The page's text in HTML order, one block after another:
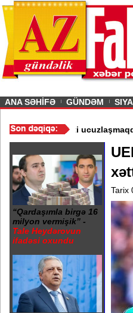
ANA SƏHİFƏ GÜNDƏM
- Video/Azərbaycan nefti
“Qardaşımla birgə 16
milyon vermişik” -
Tale Heydərovun
ifadəsi oxundu
Tarix